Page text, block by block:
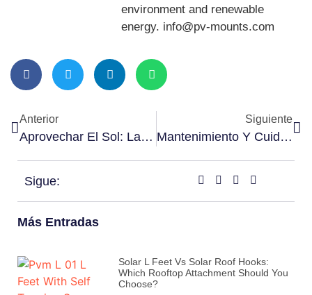
environment and renewable
energy. info@pv-mounts.com
Anterior
Aprovechar El Sol: La Aplicación De Los Sistemas De Montaje Solar En Suelo
Siguiente
Mantenimiento Y Cuidado De Las Estanterías Solares Para Cocheras
Sigue:
Más Entradas
Solar L Feet Vs Solar Roof Hooks:
Which Rooftop Attachment Should You
Choose?